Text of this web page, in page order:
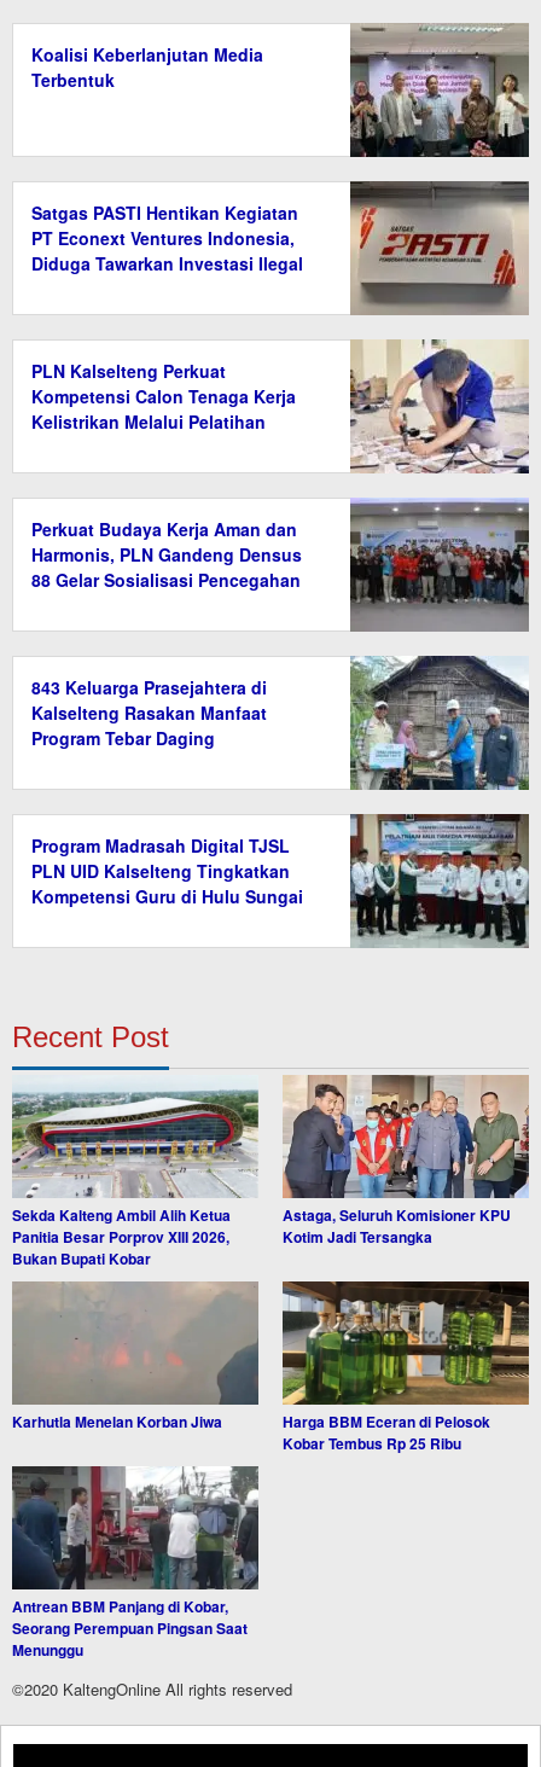
Koalisi Keberlanjutan Media
Terbentuk
Satgas PASTI Hentikan Kegiatan
PT Econext Ventures Indonesia,
Diduga Tawarkan Investasi Ilegal
PLN Kalselteng Perkuat
Kompetensi Calon Tenaga Kerja
Kelistrikan Melalui Pelatihan
Perkuat Budaya Kerja Aman dan
Harmonis, PLN Gandeng Densus
88 Gelar Sosialisasi Pencegahan
843 Keluarga Prasejahtera di
Kalselteng Rasakan Manfaat
Program Tebar Daging
Program Madrasah Digital TJSL
PLN UID Kalselteng Tingkatkan
Kompetensi Guru di Hulu Sungai
Recent Post
Sekda Kalteng Ambil Alih Ketua
Panitia Besar Porprov XIII 2026,
Bukan Bupati Kobar
Astaga, Seluruh Komisioner KPU
Kotim Jadi Tersangka
Karhutla Menelan Korban Jiwa
Harga BBM Eceran di Pelosok
Kobar Tembus Rp 25 Ribu
Antrean BBM Panjang di Kobar,
Seorang Perempuan Pingsan Saat
Menunggu
©2020 KaltengOnline All rights reserved